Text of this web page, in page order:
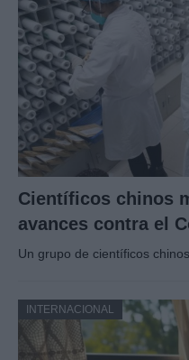
Científicos chinos
avances contra el
Un grupo de científicos
INTERNACIONAL